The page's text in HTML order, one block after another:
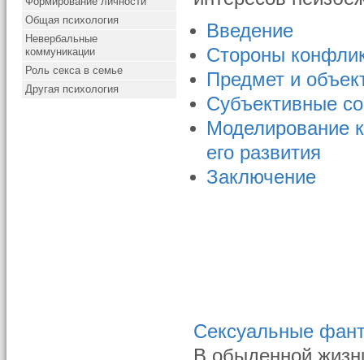
Общая психология
Невербальные
коммуникации
Роль секса в семье
Другая психология
Введение
Стороны
Предмет и
Субъективные
Моделирование
его развития
Заключение
Сексуальные